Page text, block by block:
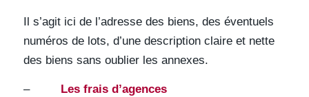
Il s’agit ici de l’adresse des biens, des éventuels
numéros de lots, d’une description claire et nette
des biens sans oublier les annexes.
– Les frais d’agences